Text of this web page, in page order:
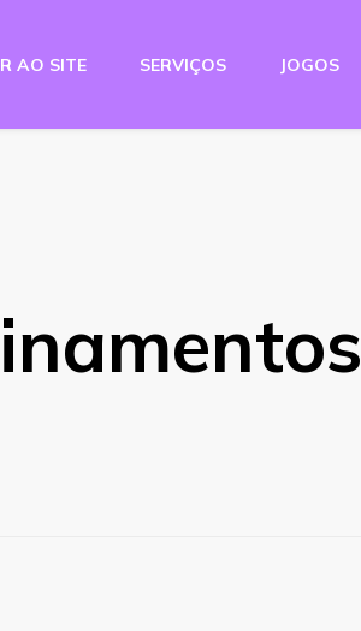
AO SITE SERVIÇOS JOGOS